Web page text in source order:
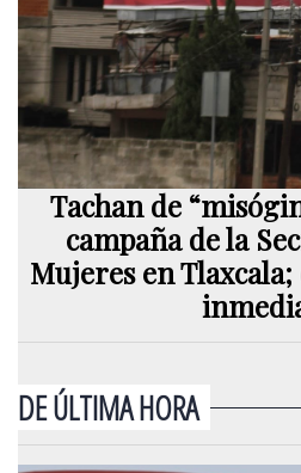
Tachan de
campaña de la
Mujeres en
DE ÚLTIMA HORA